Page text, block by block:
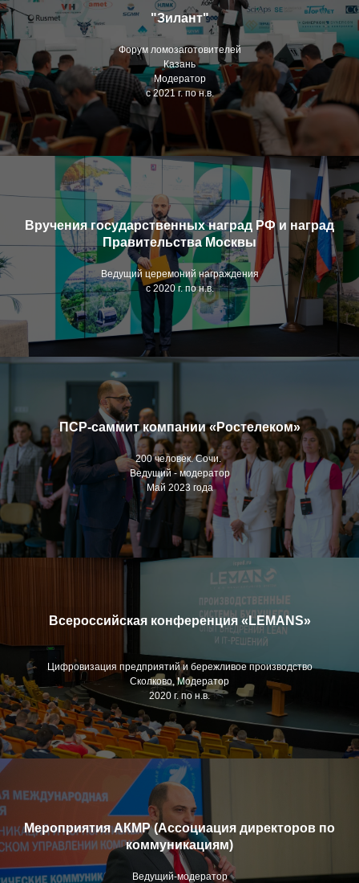
"Зилант"
Форум ломозаготовителей
Казань
Модератор
с 2021 г. по н.в.
Вручения государственных наград РФ и наград
Правительства Москвы
Ведущий церемоний награждения
с 2020 г. по н.в.
ПСР-саммит компании «Ростелеком»
200 человек.Сочи.
Ведущий - модератор
Май 2023 года
Всероссийская конференция «LEMANS»
Цифровизация предприятий и бережливое производство
Сколково, Модератор
2020 г. по н.в.
Мероприятия АКМР (Ассоциация директоров по
коммуникациям)
Ведущий-модератор